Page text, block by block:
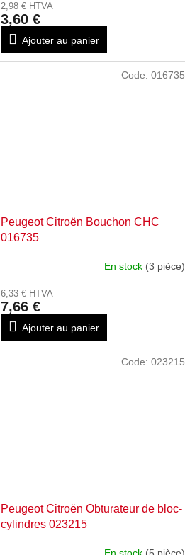
2,98 € HTVA
3,60 €
Ajouter au panier
Peugeot Citroën Bouchon CHC
016735
En stock (3 pièce)
6,33 € HTVA
7,66 €
Ajouter au panier
Code: 016735
Peugeot Citroën Obturateur de bloc-
cylindres 023215
Code: 023215